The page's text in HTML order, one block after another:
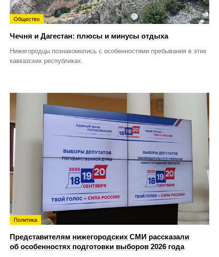
Общество
Чечня и Дагестан: плюсы и минусы отдыха
Нижегородцы познакомились с особенностями пребывания в этих
кавказских республиках.
Политика
Представителям нижегородских СМИ рассказали
об особенностях подготовки выборов 2026 года